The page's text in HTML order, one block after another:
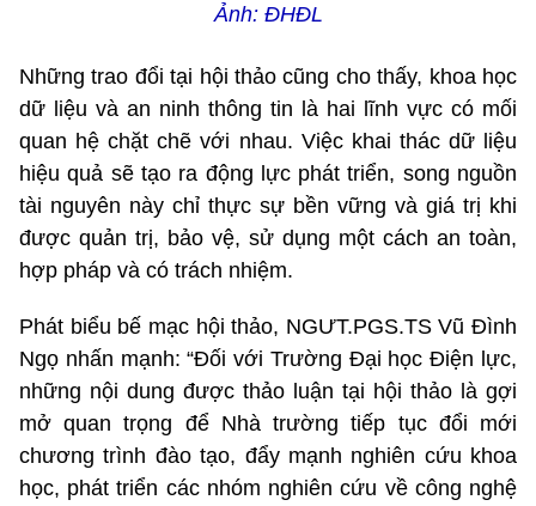
Ảnh: ĐHĐL
Những trao đổi tại hội thảo cũng cho thấy, khoa học
dữ liệu và an ninh thông tin là hai lĩnh vực có mối
quan hệ chặt chẽ với nhau. Việc khai thác dữ liệu
hiệu quả sẽ tạo ra động lực phát triển, song nguồn
tài nguyên này chỉ thực sự bền vững và giá trị khi
được quản trị, bảo vệ, sử dụng một cách an toàn,
hợp pháp và có trách nhiệm.
Phát biểu bế mạc hội thảo, NGƯT.PGS.TS Vũ Đình
Ngọ nhấn mạnh: “Đối với Trường Đại học Điện lực,
những nội dung được thảo luận tại hội thảo là gợi
mở quan trọng để Nhà trường tiếp tục đổi mới
chương trình đào tạo, đẩy mạnh nghiên cứu khoa
học, phát triển các nhóm nghiên cứu về công nghệ